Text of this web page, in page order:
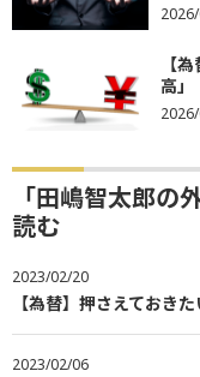
【
高」
「田嶋智太郎の
読む
2023/02/20
【為替】押さえておき
2023/02/06